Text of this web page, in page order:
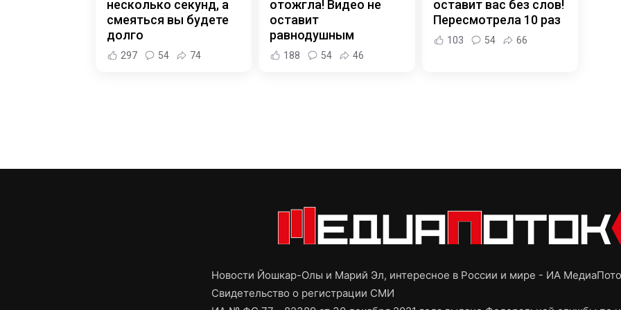
несколько секунд, а
смеяться вы будете
долго
297 54 74
отожгла! Видео не
оставит
равнодушным
188 54 46
оставит вас без слов!
Пересмотрела 10 раз
103 54 66
Новости Йошкар-Олы и Марий Эл, интересное в России и мире - ИА
Свидетельство о регистрации СМИ